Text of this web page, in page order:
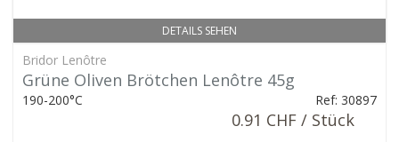
DETAILS SEHEN
Bridor Lenôtre
Grüne Oliven Brötchen Lenôtre 45g
190-200°C Ref: 30897
0.91 CHF / Stück